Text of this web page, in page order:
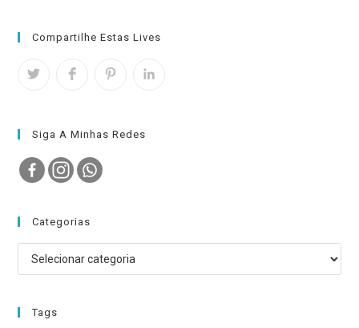
Compartilhe Estas Lives
Siga A Minhas Redes
Categorias
Categorias
Tags